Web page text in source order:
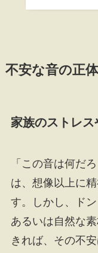
不安な音の正
家族のストレ
「この音は何だ
は、想像以上に
す。しかし、ド
あるいは自然な
きれば、その不